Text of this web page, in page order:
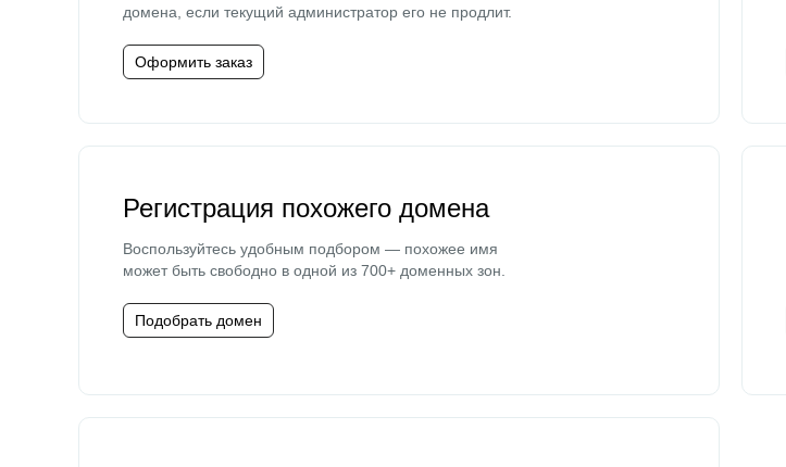
домена, если текущий администратор его не продлит.
Оформить заказ
Регистрация похожего домена
Воспользуйтесь удобным подбором — похожее имя
может быть свободно в одной из 700+ доменных зон.
Подобрать домен